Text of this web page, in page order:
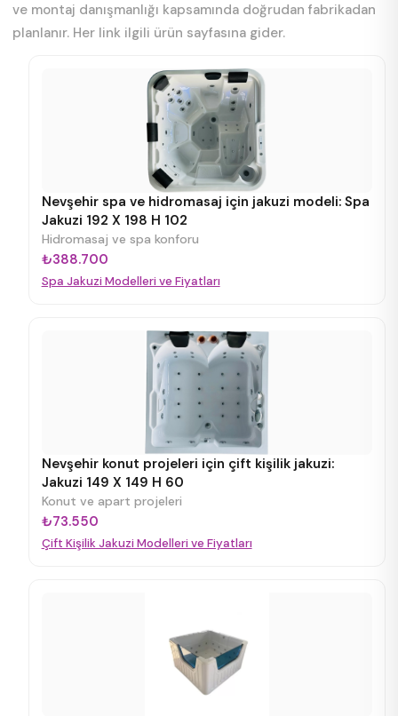
ve montaj danışmanlığı kapsamında doğrudan fabrikadan
planlanır. Her link ilgili ürün sayfasına gider.
Nevşehir spa ve hidromasaj için jakuzi modeli: Spa
Jakuzi 192 X 198 H 102
Hidromasaj ve spa konforu
₺388.700
Spa Jakuzi Modelleri ve Fiyatları
Nevşehir konut projeleri için çift kişilik jakuzi:
Jakuzi 149 X 149 H 60
Konut ve apart projeleri
₺73.550
Çift Kişilik Jakuzi Modelleri ve Fiyatları